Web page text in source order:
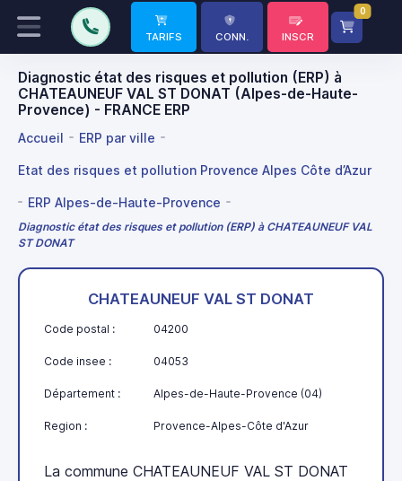
TARIFS CONN. INSCR
0
Diagnostic état des risques et pollution (ERP) à
CHATEAUNEUF VAL ST DONAT (Alpes-de-Haute-
Provence) - FRANCE ERP
Accueil ERP par ville
Etat des risques et pollution Provence Alpes Côte d’Azur
ERP Alpes-de-Haute-Provence
Diagnostic état des risques et pollution (ERP) à CHATEAUNEUF VAL
ST DONAT
CHATEAUNEUF VAL ST DONAT
Code postal : 04200
Code insee : 04053
Département : Alpes-de-Haute-Provence (04)
Region : Provence-Alpes-Côte d'Azur
La commune CHATEAUNEUF VAL ST DONAT